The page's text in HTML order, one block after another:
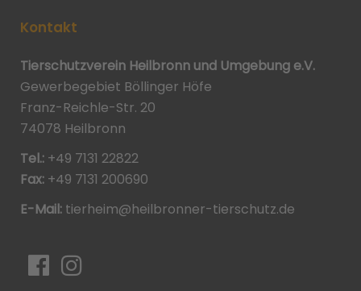
Kontakt
Tierschutzverein Heilbronn und Umgebung e.V.
Gewerbegebiet Böllinger Höfe
Franz-Reichle-Str. 20
74078 Heilbronn
Tel.: +49 7131 22822
Fax: +49 7131 200690
E-Mail: tierheim@heilbronner-tierschutz.de